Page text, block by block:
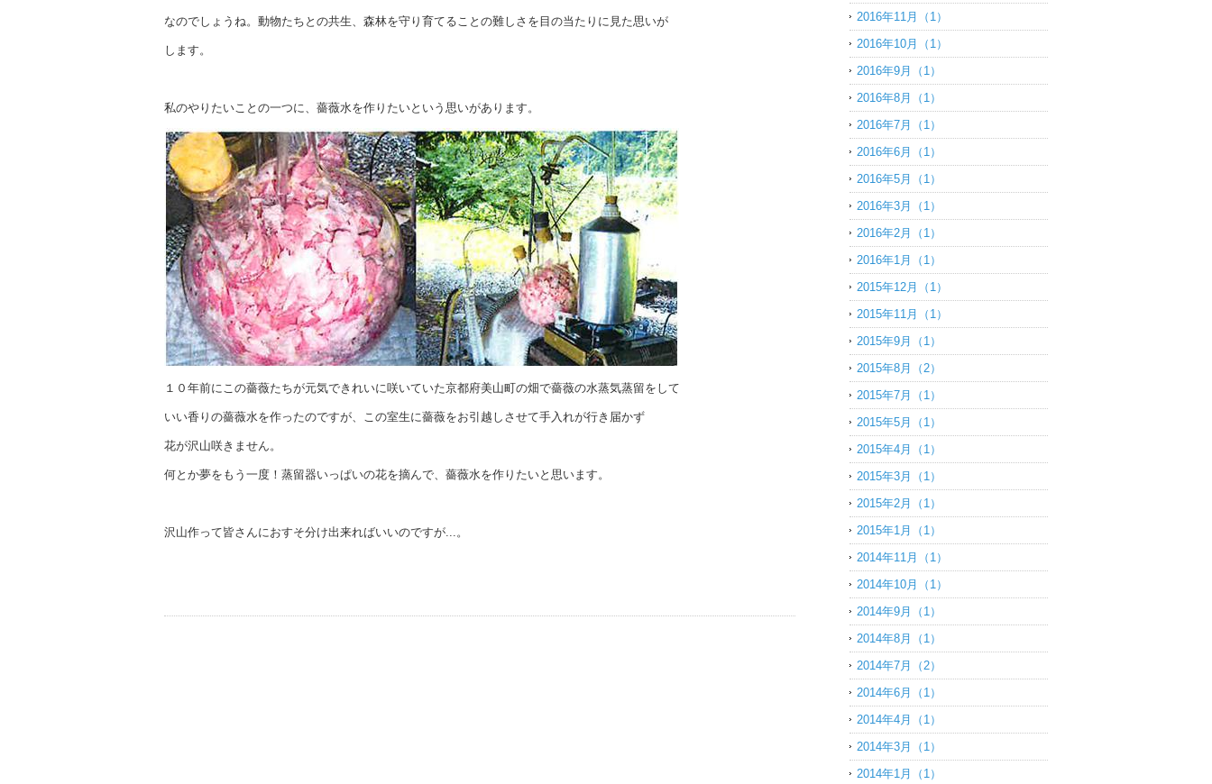
なのでしょうね。動物たちとの共生、森林を守り育てることの難しさを目の当たりに見た思いが
します。
私のやりたいことの一つに、薔薇水を作りたいという思いがあります。
１０年前にこの薔薇たちが元気できれいに咲いていた京都府美山町の畑で薔薇の水蒸気蒸留をして
いい香りの薔薇水を作ったのですが、この室生に薔薇をお引越しさせて手入れが行き届かず
花が沢山咲きません。
何とか夢をもう一度！蒸留器いっぱいの花を摘んで、薔薇水を作りたいと思います。
沢山作って皆さんにおすそ分け出来ればいいのですが...。
2016年11月（1）
2016年10月（1）
2016年9月（1）
2016年8月（1）
2016年7月（1）
2016年6月（1）
2016年5月（1）
2016年3月（1）
2016年2月（1）
2016年1月（1）
2015年12月（1）
2015年11月（1）
2015年9月（1）
2015年8月（2）
2015年7月（1）
2015年5月（1）
2015年4月（1）
2015年3月（1）
2015年2月（1）
2015年1月（1）
2014年11月（1）
2014年10月（1）
2014年9月（1）
2014年8月（1）
2014年7月（2）
2014年6月（1）
2014年4月（1）
2014年3月（1）
2014年1月（1）